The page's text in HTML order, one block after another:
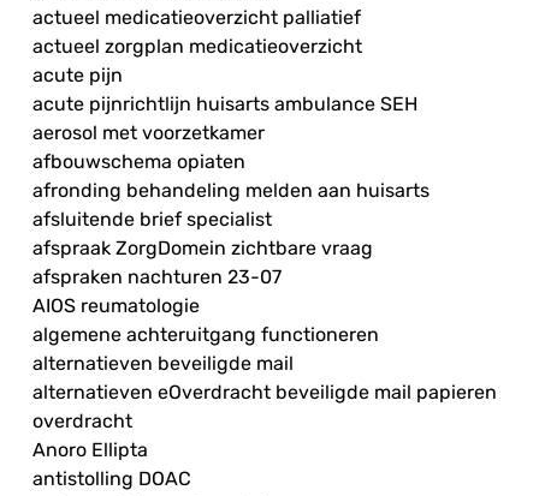
actueel medicatieoverzicht palliatief
actueel zorgplan medicatieoverzicht
acute pijn
acute pijnrichtlijn huisarts ambulance SEH
aerosol met voorzetkamer
afbouwschema opiaten
afronding behandeling melden aan huisarts
afsluitende brief specialist
afspraak ZorgDomein zichtbare vraag
afspraken nachturen 23-07
AIOS reumatologie
algemene achteruitgang functioneren
alternatieven beveiligde mail
alternatieven eOverdracht beveiligde mail papieren
overdracht
Anoro Ellipta
antistolling DOAC